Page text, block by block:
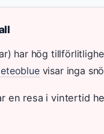
har hög
visar inga
en resa i vintertid